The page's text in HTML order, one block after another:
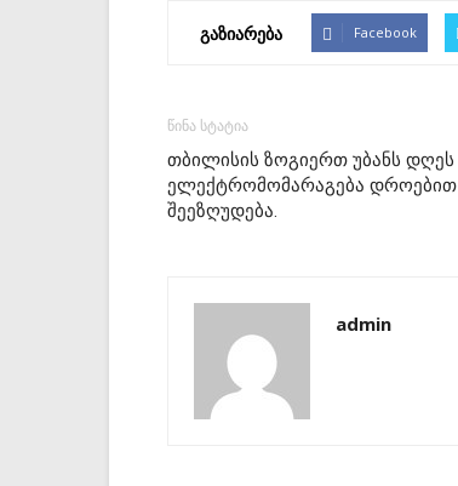
გაზიარება Facebook
წინა სტატია
თბილისის ზოგიერთ უბანს დღეს
ელექტრომომარაგება დროებით
შეეზღუდება.
admin